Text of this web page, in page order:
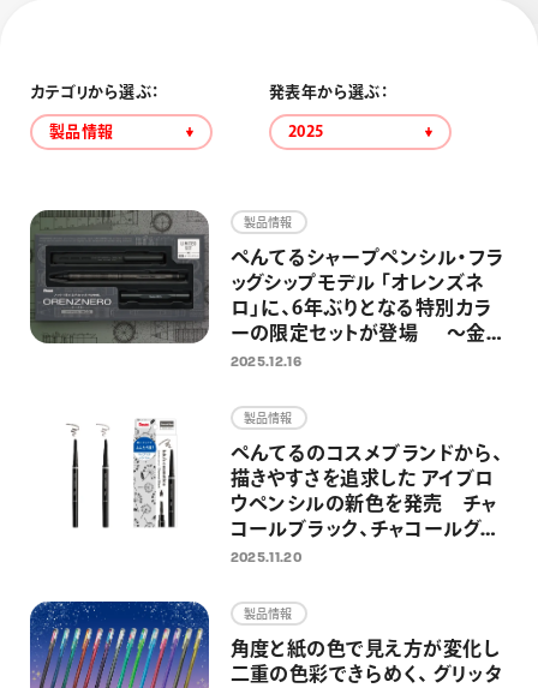
ブラッシュ（筆）
その他
採用情報
運営会社
カテゴリから選ぶ：
製品情報
発表年から選ぶ：
2025
製品情報
ぺんてるシャープペンシル・フラ
ッグシップモデル 「オレンズネ
ロ」に、6年ぶりとなる特別カラ
ーの限定セットが登場 ～金属
製の替芯ケースとホルダー式消
～
2025.12.16
製品情報
ぺんてるのコスメブランドから、
描きやすさを追求した アイブロ
ウペンシルの新色を発売 チャ
コールブラック、チャコールグレ
ーの2色を追加し、全5色展開に
2025.11.20
製品情報
角度と紙の色で見え方が変化し
二重の色彩できらめく、 グリッタ